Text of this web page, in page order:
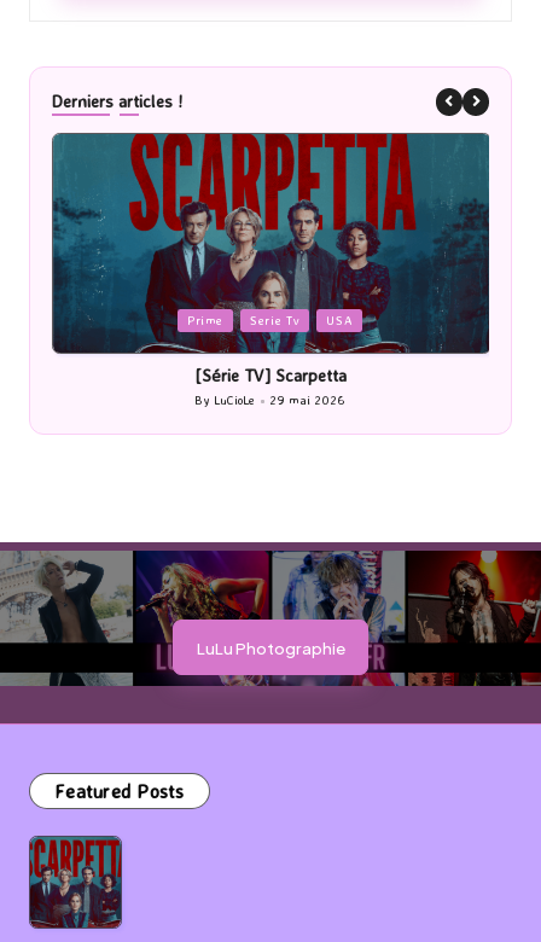
Derniers articles !
USA
Posted
in
Cinéma
[Cinéma] Les Rayons et
by
LuLu Photographie
Featured Posts